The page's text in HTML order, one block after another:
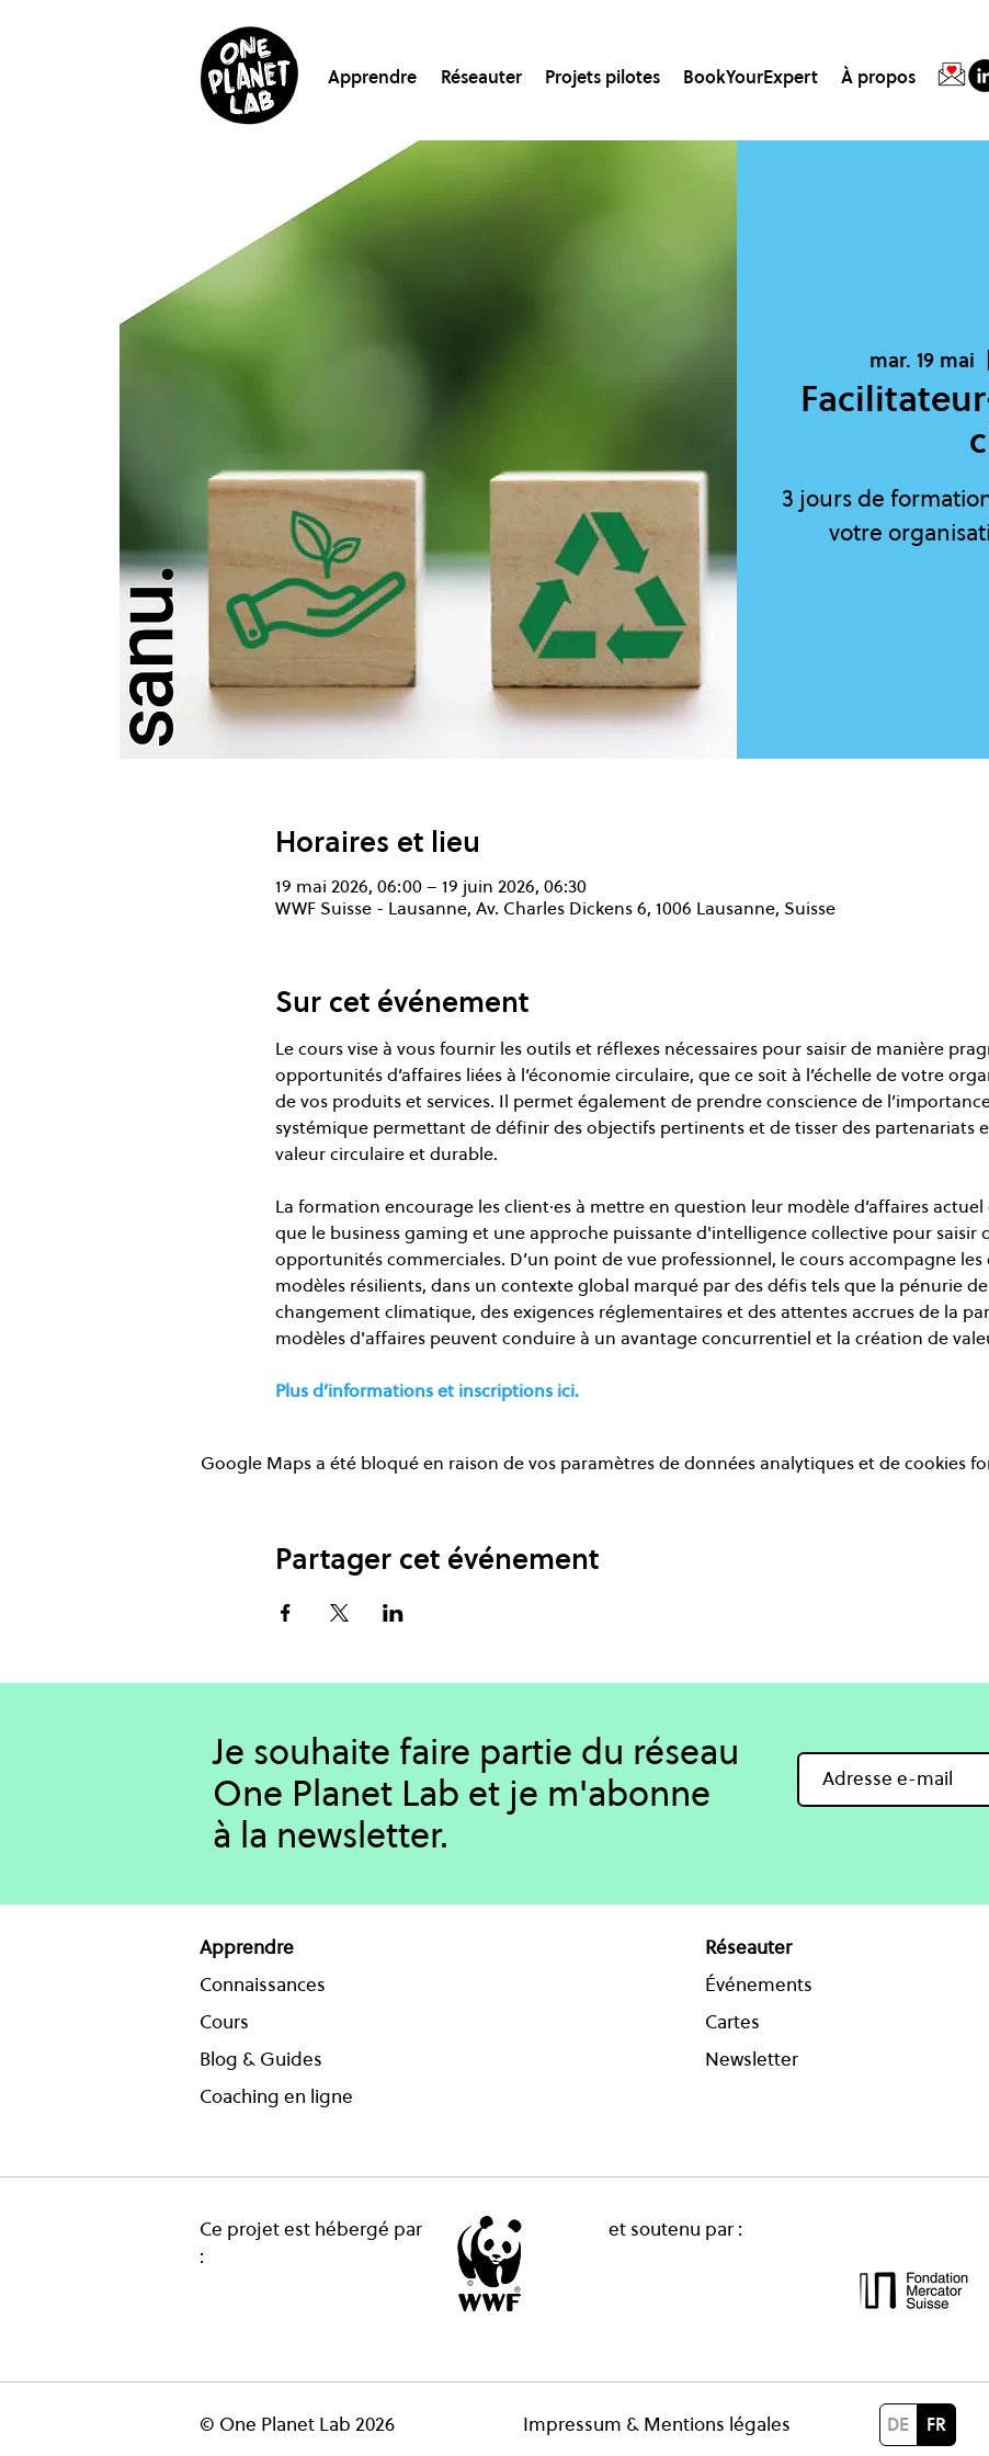
Apprendre Réseauter Projets pilotes BookYourExpert À propos
mar. 19 mai
3 jours de
votre
Horaires et lieu
19 mai 2026, 06:00 – 19 juin 2026, 06:30
WWF Suisse - Lausanne, Av. Charles Dickens 6, 1006 Lausanne, Suisse
Sur cet événement
Le cours vise à vous fournir les outils et réflexes nécessaires pour saisir de manière
opportunités d’affaires liées à l’économie circulaire, que ce soit à l’échelle de votre
de vos produits et services. Il permet également de prendre conscience de
systémique permettant de définir des objectifs pertinents et de tisser des partenariats
valeur circulaire et durable.
La formation encourage les client·es à mettre en question leur modèle d’affaires
que le business gaming et une approche puissante d'intelligence collective pour saisir
opportunités commerciales. D’un point de vue professionnel, le cours accompagne les
modèles résilients, dans un contexte global marqué par des défis tels que la pénurie
changement climatique, des exigences réglementaires et des attentes accrues de la
modèles d'affaires peuvent conduire à un avantage concurrentiel et la création de
Plus d’informations et inscriptions ici.
Google Maps a été bloqué en raison de vos paramètres de données analytiques et de cookies
Partager cet événement
Je souhaite faire partie du réseau
One Planet Lab et je m'abonne
à la newsletter.
Apprendre
Connaissances
Cours
Blog & Guides
Coaching en ligne
Réseauter
Événements
Cartes
Newsletter
Ce projet est hébergé par
:
et soutenu par :
© One Planet Lab 2026 Impressum & Mentions légales DE FR